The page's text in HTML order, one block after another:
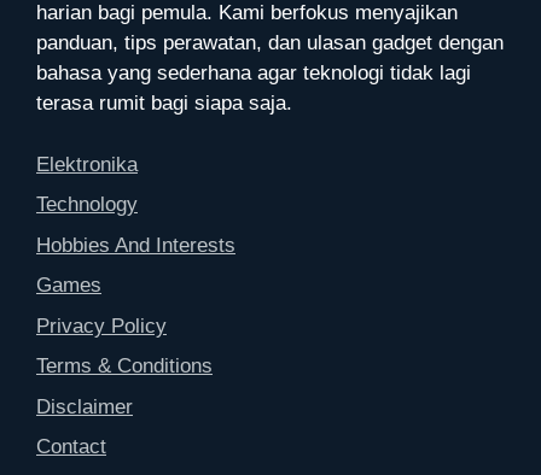
harian bagi pemula. Kami berfokus menyajikan
panduan, tips perawatan, dan ulasan gadget dengan
bahasa yang sederhana agar teknologi tidak lagi
terasa rumit bagi siapa saja.
Elektronika
Technology
Hobbies And Interests
Games
Privacy Policy
Terms & Conditions
Disclaimer
Contact